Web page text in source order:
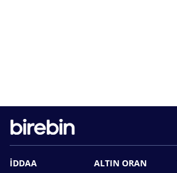
İDDAA
ALTIN ORAN